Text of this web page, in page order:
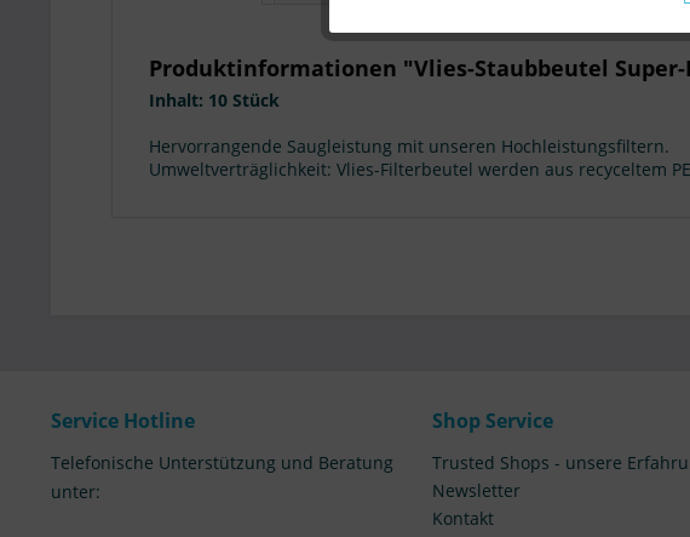
Produktinformationen "Vlies-Staubbeutel Super-
Inhalt: 10 Stück
Hervorrangende Saugleistung mit unseren Hochleistungsfiltern.
Umweltverträglichkeit: Vlies-Filterbeutel werden aus recyceltem
Service Hotline
Telefonische Unterstützung und Beratung
unter:
Shop Service
Trusted Shops - unsere
Newsletter
Kontakt